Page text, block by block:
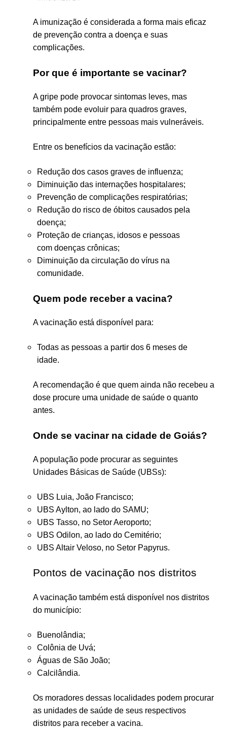
A imunização é considerada a forma mais eficaz
de prevenção contra a doença e suas
complicações.
Por que é importante se vacinar?
A gripe pode provocar sintomas leves, mas
também pode evoluir para quadros graves,
principalmente entre pessoas mais vulneráveis.
Entre os benefícios da vacinação estão:
Redução dos casos graves de influenza;
Diminuição das internações hospitalares;
Prevenção de complicações respiratórias;
Redução do risco de óbitos causados pela
doença;
Proteção de crianças, idosos e pessoas
com doenças crônicas;
Diminuição da circulação do vírus na
comunidade.
Quem pode receber a vacina?
A vacinação está disponível para:
Todas as pessoas a partir dos 6 meses de
idade.
A recomendação é que quem ainda não recebeu a
dose procure uma unidade de saúde o quanto
antes.
Onde se vacinar na cidade de Goiás?
A população pode procurar as seguintes
Unidades Básicas de Saúde (UBSs):
UBS Luia, João Francisco;
UBS Aylton, ao lado do SAMU;
UBS Tasso, no Setor Aeroporto;
UBS Odilon, ao lado do Cemitério;
UBS Altair Veloso, no Setor Papyrus.
Pontos de vacinação nos distritos
A vacinação também está disponível nos distritos
do município:
Buenolândia;
Colônia de Uvá;
Águas de São João;
Calcilândia.
Os moradores dessas localidades podem procurar
as unidades de saúde de seus respectivos
distritos para receber a vacina.